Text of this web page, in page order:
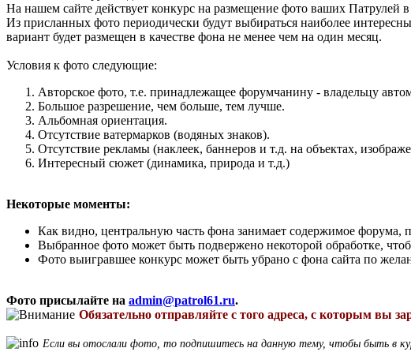
На нашем сайте действует конкурс на размещение фото ваших Патрулей
Из присланных фото периодически будут выбираться наиболее
вариант будет размещен в качестве фона не менее чем на один месяц.
Условия к фото следующие:
Авторское фото, т.е. принадлежащее форумчанину - владельцу
Большое разрешение, чем больше, тем лучше.
Альбомная ориентация.
Отсутствие ватермарков (водяных знаков).
Отсутствие рекламы (наклеек, баннеров и т.д. на объектах,
Интересный сюжет (динамика, природа и т.д.)
Некоторые моменты:
Как видно, центральную часть фона занимает содержимое форума,
Выбранное фото может быть подвержено некоторой обработке,
Фото выигравшее конкурс может быть убрано с фона сайта по
Фото присылайте на admin@patrol61.ru.
Обязательно отправляйте с того адреса, с которым вы
Если вы отослали фото, то подпишитесь на данную тему, чтобы быть в